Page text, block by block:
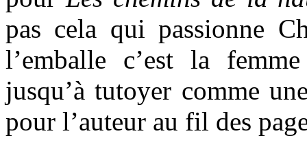
pas cela qui passionne
l’emballe c’est la
jusqu’à tutoyer comme
pour l’auteur au fil des